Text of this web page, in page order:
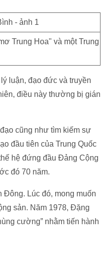
Trung Hoa" và một Trung
luận, đạo đức và truyền
điều này thường bị gián
cũng như tìm kiếm sự
đầu tiên của Trung Quốc
hệ đứng đầu Đảng Cộng
đó 70 năm.
Lúc đó, mong muốn
sản. Năm 1978, Đặng
cường” nhằm tiến hành